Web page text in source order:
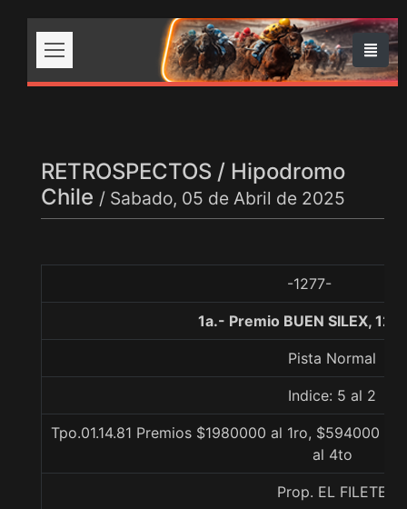
RETROSPECTOS / Hipodromo
Chile / Sabado, 05 de Abril de 2025
-1277-
1a.- Premio BUEN SILEX,
Pista Normal
Indice: 5 al 2
Tpo.01.14.81 Premios $1980000 al 1ro, $594000
al 4to
Prop. EL FILETE